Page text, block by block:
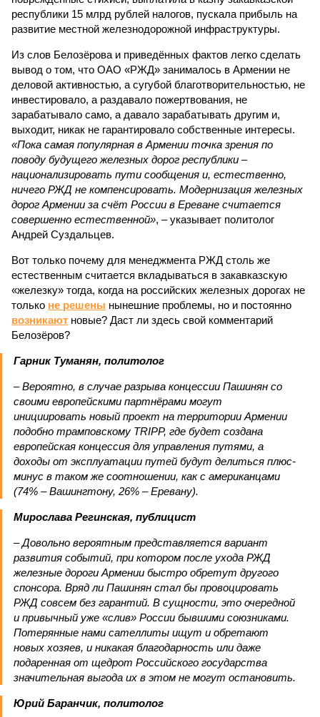
республики 15 млрд рублей налогов, пускала прибыль на
развитие местной железнодорожной инфраструктуры.
Из слов Белозёрова и приведённых фактов легко сделать
вывод о том, что ОАО «РЖД» занималось в Армении не
деловой активностью, а сугубой благотворительностью, не
инвестировало, а раздавало пожертвования, не
зарабатывало само, а давало зарабатывать другим и,
выходит, никак не гарантировало собственные интересы.
«Пока самая популярная в Армении точка зрения по
поводу будущего железных дорог рес­публики –
национализировать пути сообщения и, естественно,
ничего РЖД не компенсировать. Модернизация железных
дорог Армении за счёт России в Ереване считается
совершенно естественной», – указывает политолог
Андрей Суздальцев.
Вот только почему для менеджмента РЖД столь же
естественным считается вкладываться в закавказскую
«железку» тогда, когда на российских железных дорогах не
только не решены нынешние проблемы, но и постоянно
возникают новые? Даст ли здесь свой комментарий
Белозёров?
Гарник Туманян, политолог
– Вероятно, в случае разрыва концессии Пашинян со
своими европейскими партнёрами могут
инициировать новый проект на территории Армении
подобно трамповскому TRIPP, где будет создана
европейская концессия для управления путями, а
доходы от эксплуатации путей будут делиться плюс-
минус в таком же соотношении, как с американцами
(74% – Вашингтону, 26% – Еревану).
Мирослава Регинская, публицист
– Довольно вероятным представляется вариант
развития событий, при котором после ухода РЖД
железные дороги Армении быстро обретут другого
спонсора. Вряд ли Пашинян стал бы провоцировать
РЖД совсем без гарантий. В сущности, это очередной
и привычный уже «слив» России бывшими союзниками.
Потерянные нами сателлиты ищут и обретают
новых хозяев, и никакая благодарность или даже
подаренная от щедрот Российского государства
значительная выгода их в этом не могут остановить.
Юрий Баранчик, политолог